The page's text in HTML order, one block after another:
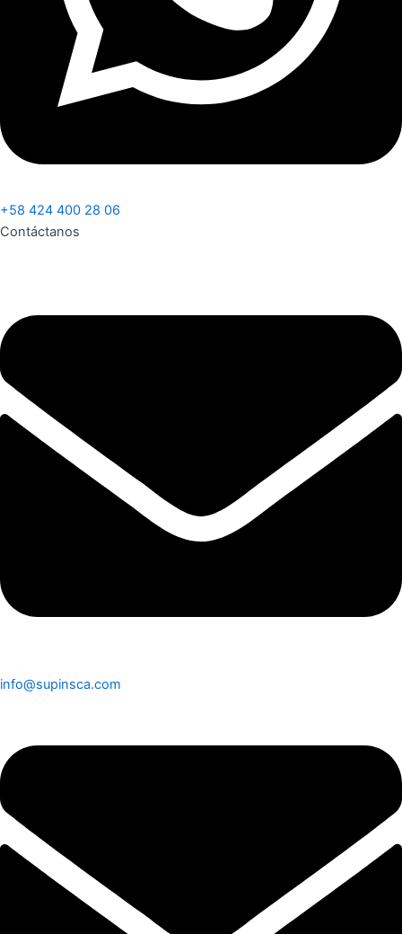
+58 424 400 28 06
Contáctanos
info@supinsca.com